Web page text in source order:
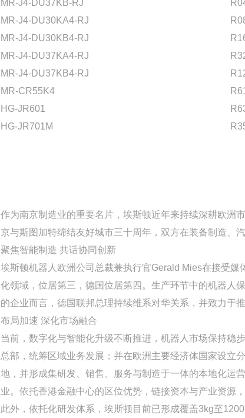
MR-J4-DU37KB-RJ
MR-J4-DU30KA4-RJ
MR-J4-DU30KB4-RJ
MR-J4-DU37KA4-RJ
MR-J4-DU37KB4-RJ
MR-CR55K4
HG-JR601
HG-JR701M
作为南京制造业的重要名片，埃斯顿近年来持续深耕欧洲
京与斯图加特缔结友好城市三十周年，双方在装备制造、
聚焦智能制造 共话协同创新
埃斯顿机器人欧洲公司总裁兼执行官Gerald Mies在接受
化领域，位居第三，德国位居第四。生产环节中的机器人
的企业而言，德国联邦总理持续维系对华关系，并致力于
布局加速 深化市场融合
当前，数字化与智能化升级不断推进，机器人市场保持稳
总部，统筹区域业务发展；并在欧洲主要经济体国家设立
地，并形成集研发、销售、服务与制造于一体的本地化运
业。依托香港金融中心的区位优势，链接资本与产业资源
此外，依托化研发体系，埃斯顿目前已形成覆盖3kg至